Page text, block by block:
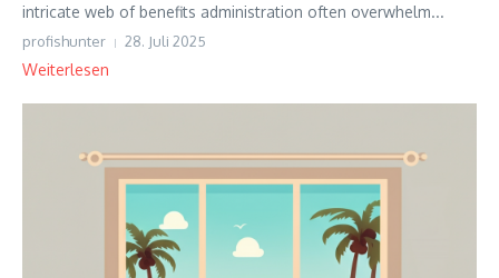
intricate web of benefits administration often overwhelm...
profishunter 28. Juli 2025
Weiterlesen